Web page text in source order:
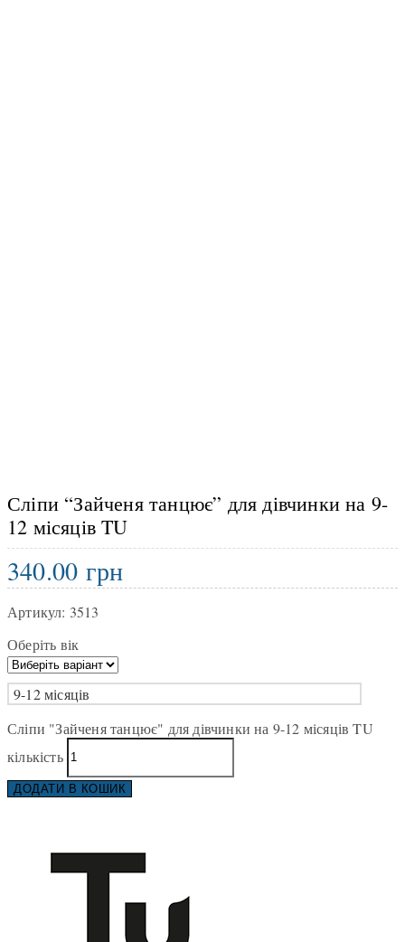
Сліпи “Зайченя танцює” для дівчинки на 9-
12 місяців TU
340.00грн
Артикул: 3513
Оберіть вік
9-12 місяців
Сліпи "Зайченя танцює" для дівчинки на 9-12 місяців TU
кількість
ДОДАТИ В КОШИК